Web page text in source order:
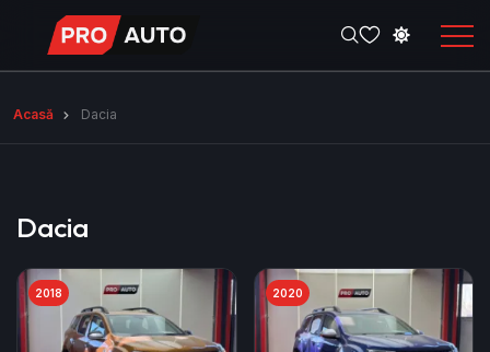
Acasă Dacia
Dacia
2018 2020